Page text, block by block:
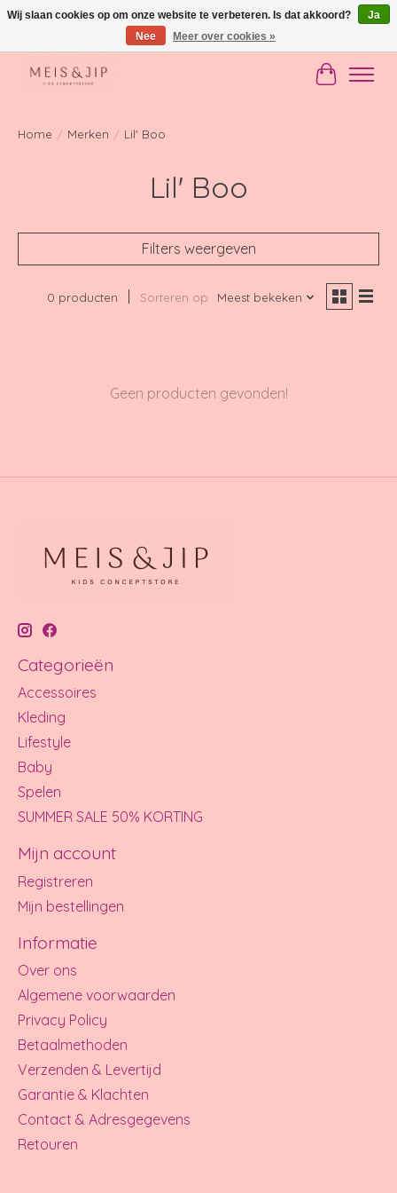
Gratis verzending in NL vanaf €150
Home / Merken / Lil' Boo
Lil' Boo
Filters weergeven
0 producten Sorteren op Meest bekeken
Geen producten gevonden!
Categorieën
Accessoires
Kleding
Lifestyle
Baby
Spelen
SUMMER SALE 50% KORTING
Mijn account
Registreren
Mijn bestellingen
Informatie
Over ons
Algemene voorwaarden
Privacy Policy
Betaalmethoden
Verzenden & Levertijd
Garantie & Klachten
Contact & Adresgegevens
Retouren
Wij slaan cookies op om onze website te verbeteren. Is dat akkoord?
Ja
Nee
Meer over cookies »